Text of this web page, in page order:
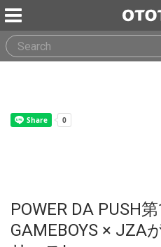
POWER DA PUSH
GAMEBOYS × JZA